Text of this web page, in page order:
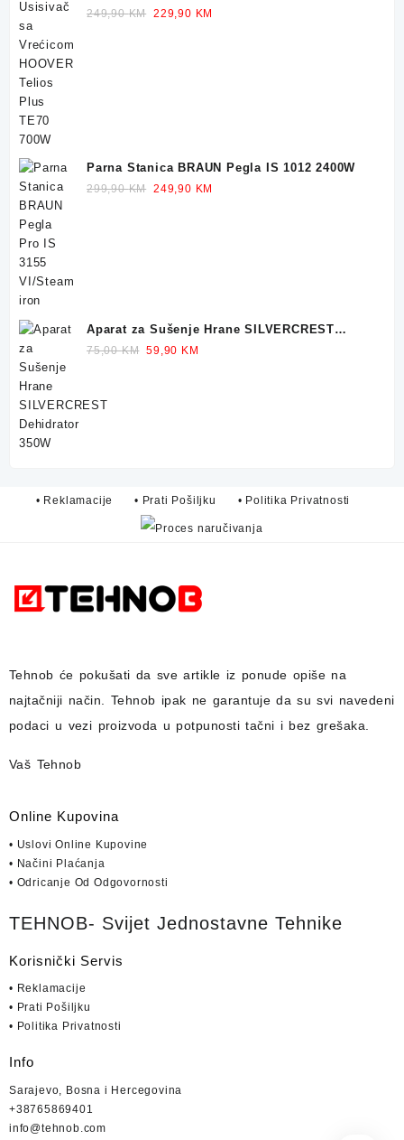
TE70 700W
249,90KM Original
229,90 KM
Parna Stanica BRAUN Pegla IS 1012 2400W
299,90KM Original
249,90 KM
Aparat za Sušenje Hrane SILVERCREST
Dehidrator 350W
75,00KM Original
59,90 KM
• Reklamacije • Prati Pošiljku • Politika Privatnosti
Tehnob će pokušati da sve artikle iz ponude opiše na
najtačniji način. Tehnob ipak ne garantuje da su svi navedeni
podaci u vezi proizvoda u potpunosti tačni i bez grešaka.
Vaš Tehnob
Online Kupovina
• Uslovi Online Kupovine
• Načini Plaćanja
• Odricanje Od Odgovornosti
TEHNOB- Svijet Jednostavne Tehnike
Korisnički Servis
• Reklamacije
• Prati Pošiljku
• Politika Privatnosti
Info
Sarajevo, Bosna i Hercegovina
+38765869401
info@tehnob.com